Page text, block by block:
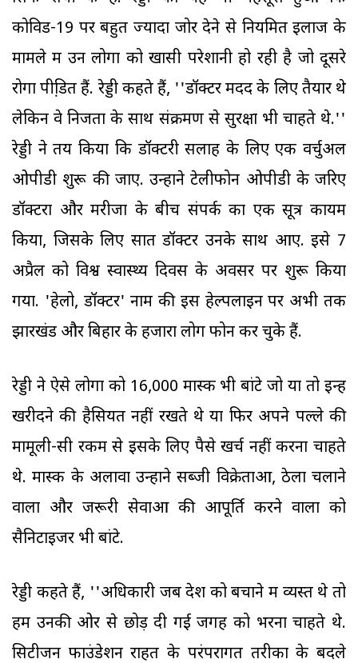
कोविड-19 पर बहुत ज्यादा जोर देने से नियमित इलाज के
मामले में उन लोगों को खासी परेशानी हो रही है जो दूसरे
रोगों पीडि़त हैं. रेड्डी कहते हैं, ''डॉक्टर मदद के लिए तैयार थे
लेकिन वे निजता के साथ संक्रमण से सुरक्षा भी चाहते थे.''
रेड्डी ने तय किया कि डॉक्टरी सलाह के लिए एक वर्चुअल
ओपीडी शुरू की जाए. उन्होंने टेलीफोन ओपीडी के जरिए
डॉक्टरों और मरीजों के बीच संपर्क का एक सूत्र कायम
किया, जिसके लिए सात डॉक्टर उनके साथ आए. इसे 7
अप्रैल को विश्व स्वास्थ्य दिवस के अवसर पर शुरू किया
गया. 'हेलो, डॉक्टर' नाम की इस हेल्पलाइन पर अभी तक
झारखंड और बिहार के हजारों लोग फोन कर चुके हैं.
रेड्डी ने ऐसे लोगों को 16,000 मास्क भी बांटे जो या तो इन्हें
खरीदने की हैसियत नहीं रखते थे या फिर अपने पल्ले की
मामूली-सी रकम से इसके लिए पैसे खर्च नहीं करना चाहते
थे. मास्क के अलावा उन्होंने सब्जी विक्रेताओं, ठेला चलाने
वालों और जरूरी सेवाओं की आपूर्ति करने वालों को
सैनिटाइजर भी बांटे.
रेड्डी कहते हैं, ''अधिकारी जब देश को बचाने में व्यस्त थे तो
हम उनकी ओर से छोड़ दी गई जगह को भरना चाहते थे.
सिटीजन फाउंडेशन राहत के परंपरागत तरीकों के बदले